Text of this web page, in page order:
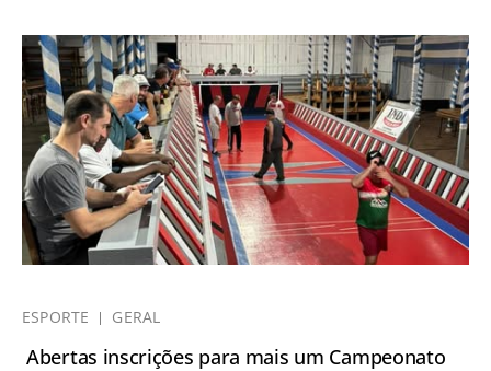
ESPORTE GERAL
Abertas inscrições para mais um Campeonato